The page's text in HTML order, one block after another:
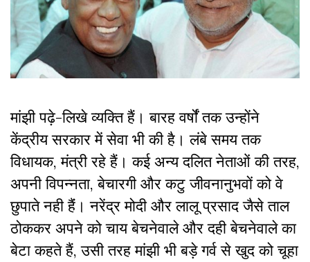
मांझी पढ़े-लिखे व्यक्ति हैं। बारह वर्षोंं तक उन्होंने
केंद्रीय सरकार में सेवा भी की है। लंबे समय तक
विधायक, मंत्री रहे हैं। कई अन्य दलित नेताओं की तरह,
अपनी विपन्नता, बेचारगी और कटु जीवनानुभवों को वे
छुपाते नही हैंं। नरेंद्र मोदी और लालू प्रसाद जैसे ताल
ठोककर अपने को चाय बेचनेवाले और दही बेचनेवाले का
बेटा कहते हैं, उसी तरह मांझी भी बड़े गर्व से खुद को चूहा